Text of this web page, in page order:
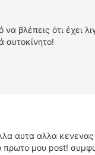
να βλέπεις ότι έχει
αυτοκίνητο!
αυτα αλλα κενενας
πρωτο μου post!